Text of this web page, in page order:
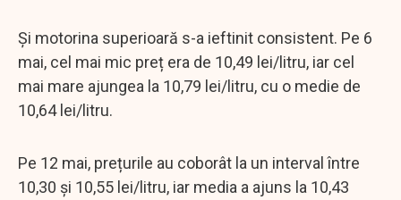
Și motorina superioară s-a ieftinit consistent. Pe 6
mai, cel mai mic preț era de 10,49 lei/litru, iar cel
mai mare ajungea la 10,79 lei/litru, cu o medie de
10,64 lei/litru.
Pe 12 mai, prețurile au coborât la un interval între
10,30 și 10,55 lei/litru, iar media a ajuns la 10,43